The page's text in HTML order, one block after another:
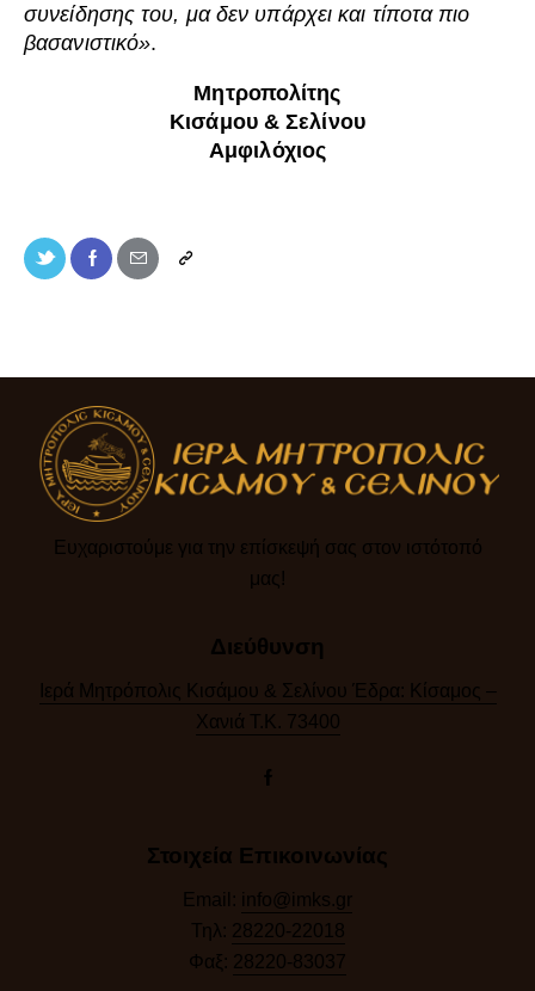
συνείδησης του, μα δεν υπάρχει και τίποτα πιο
βασανιστικό».
Μητροπολίτης
Κισάμου & Σελίνου
Αμφιλόχιος
Ευχαριστούμε για την επίσκεψή σας στον ιστότοπό
μας!​
Διεύθυνση
Ιερά Μητρόπολις Κισάμου & Σελίνου Έδρα: Κίσαμος –
Χανιά Τ.Κ. 73400
Στοιχεία Επικοινωνίας
Email: info@imks.gr
Τηλ: 28220-22018
Φαξ: 28220-83037